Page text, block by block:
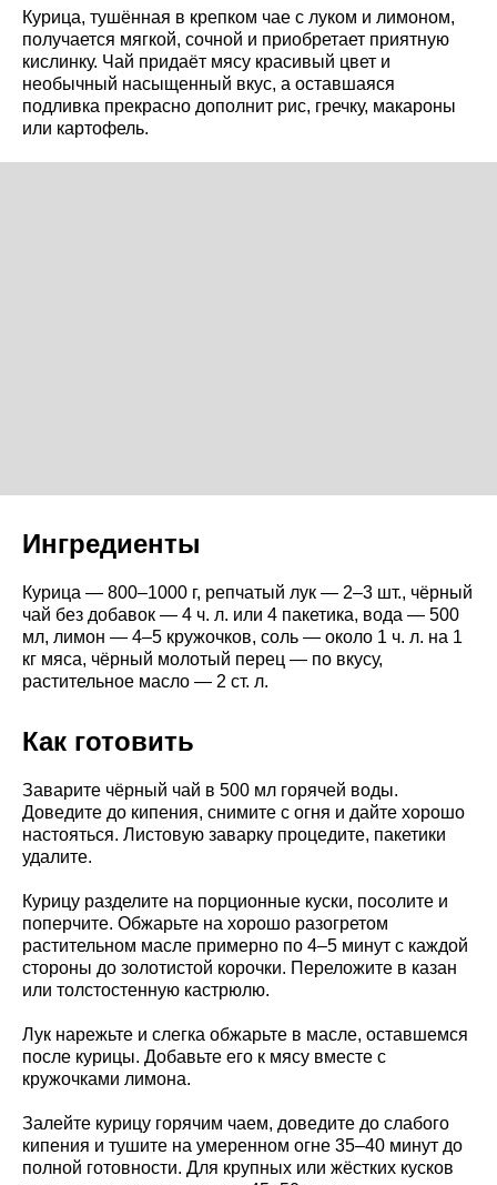
Курица, тушённая в крепком чае с луком и лимоном,
получается мягкой, сочной и приобретает приятную
кислинку. Чай придаёт мясу красивый цвет и
необычный насыщенный вкус, а оставшаяся
подливка прекрасно дополнит рис, гречку, макароны
или картофель.
Ингредиенты
Курица — 800–1000 г, репчатый лук — 2–3 шт., чёрный
чай без добавок — 4 ч. л. или 4 пакетика, вода — 500
мл, лимон — 4–5 кружочков, соль — около 1 ч. л. на 1
кг мяса, чёрный молотый перец — по вкусу,
растительное масло — 2 ст. л.
Как готовить
Заварите чёрный чай в 500 мл горячей воды.
Доведите до кипения, снимите с огня и дайте хорошо
настояться. Листовую заварку процедите, пакетики
удалите.
Курицу разделите на порционные куски, посолите и
поперчите. Обжарьте на хорошо разогретом
растительном масле примерно по 4–5 минут с каждой
стороны до золотистой корочки. Переложите в казан
или толстостенную кастрюлю.
Лук нарежьте и слегка обжарьте в масле, оставшемся
после курицы. Добавьте его к мясу вместе с
кружочками лимона.
Залейте курицу горячим чаем, доведите до слабого
кипения и тушите на умеренном огне 35–40 минут до
полной готовности. Для крупных или жёстких кусков